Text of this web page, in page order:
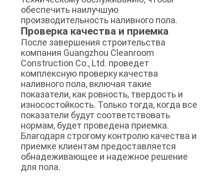
обеспечить наилучшую
производительность наливного пола.
Проверка качества и приемка
После завершения строительства
компания Guangzhou Cleanroom
Construction Co., Ltd. проведет
комплексную проверку качества
наливного пола, включая такие
показатели, как ровность, твердость и
износостойкость. Только тогда, когда все
показатели будут соответствовать
нормам, будет проведена приемка.
Благодаря строгому контролю качества и
приемке клиентам предоставляется
обнадеживающее и надежное решение
для пола.